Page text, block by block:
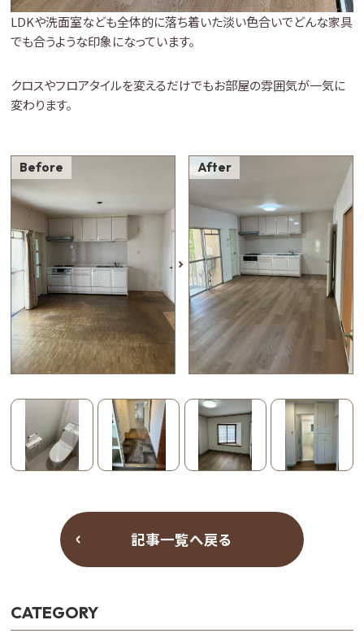
LDKや洗面室なども全体的に落ち着いた淡い色合いでどんな家具
でも合うような印象になっています。
クロスやフロアタイルを変えるだけでもお部屋の雰囲気が一気に
変わります。
Before After
記事一覧へ戻る
CATEGORY